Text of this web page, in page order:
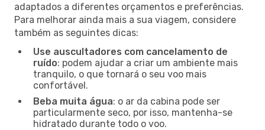
adaptados a diferentes orçamentos e preferências.
Para melhorar ainda mais a sua viagem, considere
também as seguintes dicas:
Use auscultadores com cancelamento de
ruído: podem ajudar a criar um ambiente mais
tranquilo, o que tornará o seu voo mais
confortável.
Beba muita água: o ar da cabina pode ser
particularmente seco, por isso, mantenha-se
hidratado durante todo o voo.